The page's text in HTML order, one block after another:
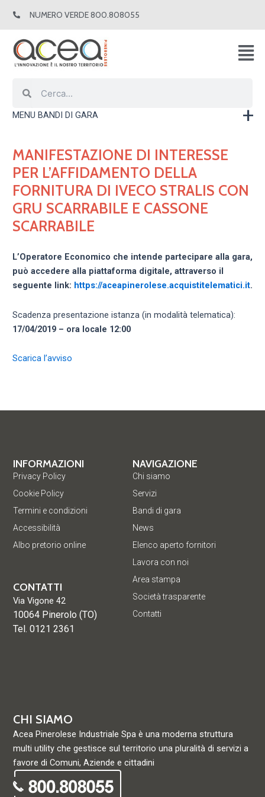
NUMERO VERDE 800.808055
MENU BANDI DI GARA
MANIFESTAZIONE DI INTERESSE
PER L’AFFIDAMENTO DELLA
FORNITURA DI IVECO STRALIS CON
GRU SCARRABILE E CASSONE
SCARRABILE
L’Operatore Economico che intende partecipare alla gara,
può accedere alla piattaforma digitale, attraverso il
seguente link: https://aceapinerolese.acquistitelematici.it.
Scadenza presentazione istanza (in modalità telematica):
17/04/2019 – ora locale 12:00
Scarica l’avviso
CHI SIAMO
Acea Pinerolese Industriale Spa è una moderna struttura
multi utility che gestisce sul territorio una pluralità di servizi a
favore di Comuni, Aziende e cittadini
NAVIGAZIONE
Chi siamo
Servizi
Bandi di gara
News
Elenco aperto fornitori
Lavora con noi
Area stampa
Società trasparente
Contatti
INFORMAZIONI
Privacy Policy
Cookie Policy
Termini e condizioni
Accessibilità
Albo pretorio online
CONTATTI
Via Vigone 42
10064 Pinerolo (TO)
Tel. 0121 2361